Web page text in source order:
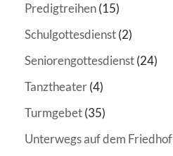
Predigtreihen(15)
Schulgottesdienst(2)
Seniorengottesdienst(24)
Tanztheater(4)
Turmgebet(35)
Unterwegs auf dem Friedhof